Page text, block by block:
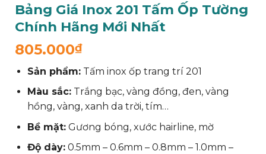
Bảng Giá Inox 201 Tấm Ốp Tường
Chính Hãng Mới Nhất
805.000₫
Sản phẩm:Tấm inox ốp trang trí 201
Màu sắc:Trắng bạc, vàng đồng, đen, vàng
hồng, vàng, xanh da trời, tím…
Bề mặt:Gương bóng, xước hairline, mờ
Độ dày:0.5mm – 0.6mm – 0.8mm – 1.0mm –